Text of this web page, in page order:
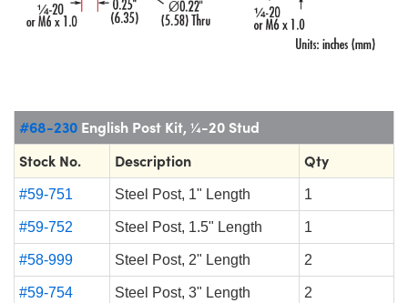
#68-230 English Post Kit, ¼-20 Stud
Stock No.
Description Qty
#59-751 Steel Post, 1" Length 1
#59-752 Steel Post, 1.5" Length 1
#58-999 Steel Post, 2" Length 2
#59-754 Steel Post, 3" Length 2